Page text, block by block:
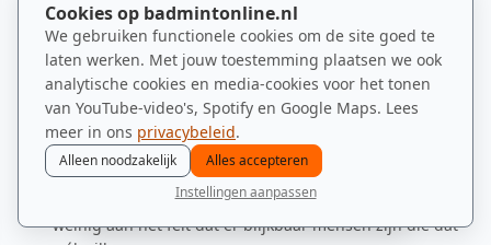
Cookies op badmintonline.nl
We gebruiken functionele cookies om de site goed te
laten werken. Met jouw toestemming plaatsen we ook
analytische cookies en media-cookies voor het tonen
van YouTube-video's, Spotify en Google Maps. Lees
meer in ons privacybeleid.
Alleen noodzakelijk
Alles accepteren
Instellingen aanpassen
Papendal. Of het nu linksom of rechtsom is: dat is
volgens nogal wat mensen simpelweg lullig voor Joris
van Soerland. Dat Jessela van Soerland met Yonex moet
spelen, terwijl haar vader Forza-man is, dat heeft
nieuwswaarde. Jessela weet dat, Joris weet dat, Jan,
Dagmar en Nima weten dat. En ook de 'voornamen'
weten dat.
Een onderwerp niet (willen) bespreken verandert vrij
weinig aan het feit dat er blijkbaar mensen zijn die dat
spelers ranglijst zomer